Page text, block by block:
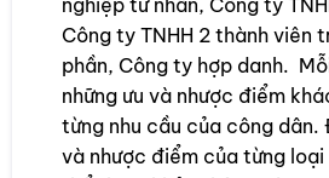
nghiệp tư nhân, Công ty
Công ty TNHH 2 thành viên
phần, Công ty hợp danh.
những ưu và nhược điểm
từng nhu cầu của công dân.
và nhược điểm của từng